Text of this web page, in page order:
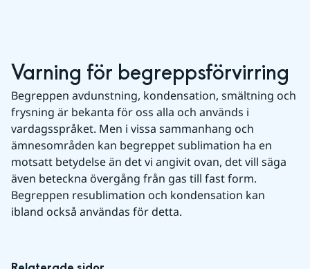
Varning för begreppsförvirring
Begreppen avdunstning, kondensation, smältning och
frysning är bekanta för oss alla och används i
vardagsspråket. Men i vissa sammanhang och
ämnesområden kan begreppet sublimation ha en
motsatt betydelse än det vi angivit ovan, det vill säga
även beteckna övergång från gas till fast form.
Begreppen resublimation och kondensation kan
ibland också användas för detta.